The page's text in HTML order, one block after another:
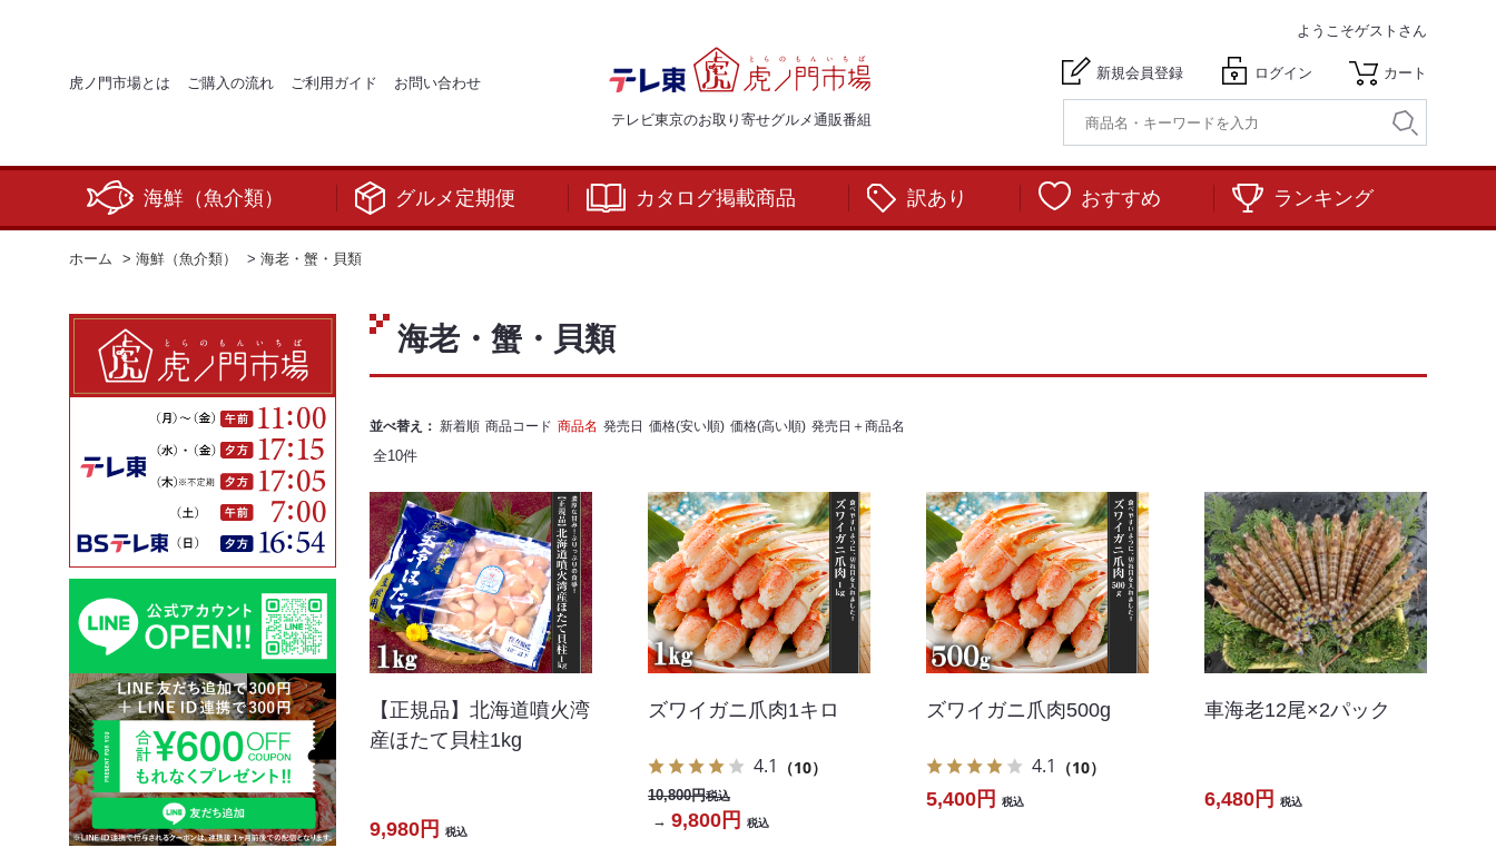
虎ノ門市場とは ご購入の流れ ご利用ガイド お問い合わせ
テレビ東京のお取り寄せグルメ通販番組
ようこそゲストさん
新規会員登録 ログイン カート
海鮮（魚介類） グルメ定期便 カタログ掲載商品 訳あり おすすめ ランキング
ホーム > 海鮮（魚介類） > 海老・蟹・貝類
海老・蟹・貝類
並べ替え： 新着順 商品コード 商品名 発売日 価格(安い順) 価格(高い順) 発売日＋商品名
全10件
【正規品】北海道噴火湾
産ほたて貝柱1kg
9,980円 税込
ズワイガニ爪肉1キロ
4.1 （10）
10,800円税込
→ 9,800円 税込
ズワイガニ爪肉500g
4.1 （10）
5,400円 税込
車海老12尾×2パック
6,480円 税込